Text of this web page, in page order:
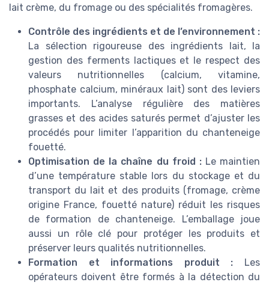
lait crème, du fromage ou des spécialités fromagères.
Contrôle des ingrédients et de l’environnement :
La sélection rigoureuse des ingrédients lait, la
gestion des ferments lactiques et le respect des
valeurs nutritionnelles (calcium, vitamine,
phosphate calcium, minéraux lait) sont des leviers
importants. L’analyse régulière des matières
grasses et des acides saturés permet d’ajuster les
procédés pour limiter l’apparition du chanteneige
fouetté.
Optimisation de la chaîne du froid :Le maintien
d’une température stable lors du stockage et du
transport du lait et des produits (fromage, crème
origine France, fouetté nature) réduit les risques
de formation de chanteneige. L’emballage joue
aussi un rôle clé pour protéger les produits et
préserver leurs qualités nutritionnelles.
Formation et informations produit : Les
opérateurs doivent être formés à la détection du